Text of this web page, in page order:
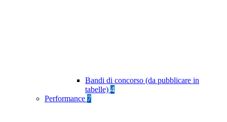
Bandi di concorso (da pubblicare in
tabelle) 4
Performance 7